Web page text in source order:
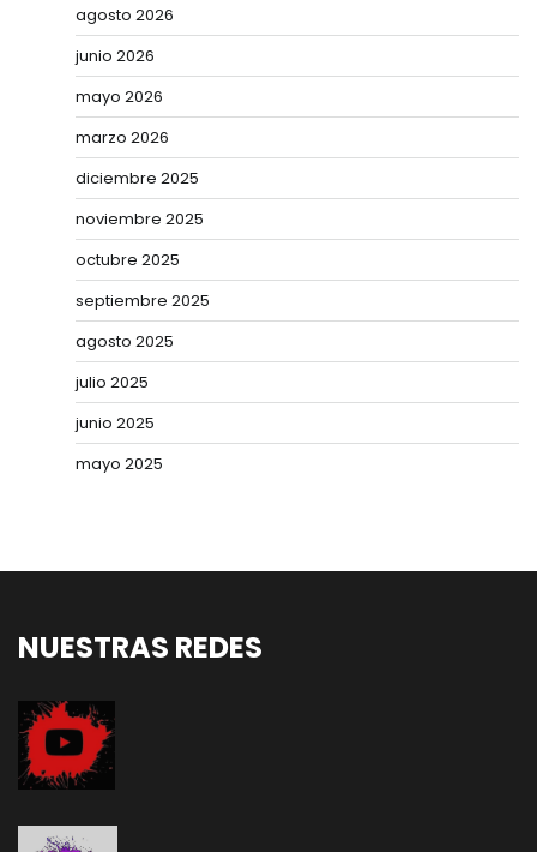
agosto 2026
junio 2026
mayo 2026
marzo 2026
diciembre 2025
noviembre 2025
octubre 2025
septiembre 2025
agosto 2025
julio 2025
junio 2025
mayo 2025
NUESTRAS REDES